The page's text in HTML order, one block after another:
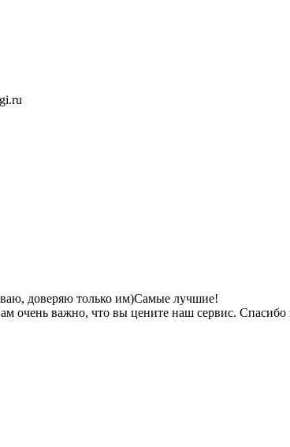
доверяю только им)Самые лучшие!
очень важно, что вы цените наш сервис. Спасибо